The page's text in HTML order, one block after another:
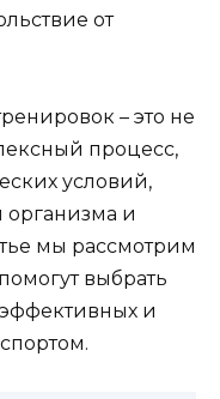
от
– это не
процесс,
условий,
организма и
мы рассмотрим
выбрать
и